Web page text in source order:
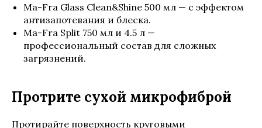
Ma-Fra Glass Clean&Shine 500 мл — с эффектом
антизапотевания и блеска.
Ma-Fra Split 750 мл и 4.5 л —
профессиональный состав для сложных
загрязнений.
Протрите сухой микрофиброй
Протирайте поверхность круговыми